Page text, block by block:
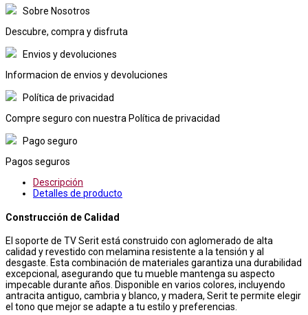
Sobre Nosotros
Descubre, compra y disfruta
Envios y devoluciones
Informacion de envios y devoluciones
Política de privacidad
Compre seguro con nuestra Política de privacidad
Pago seguro
Pagos seguros
Descripción
Detalles de producto
Construcción de Calidad
El soporte de TV Serit está construido con aglomerado de alta
calidad y revestido con melamina resistente a la tensión y al
desgaste. Esta combinación de materiales garantiza una durabilidad
excepcional, asegurando que tu mueble mantenga su aspecto
impecable durante años. Disponible en varios colores, incluyendo
antracita antiguo, cambria y blanco, y madera, Serit te permite elegir
el tono que mejor se adapte a tu estilo y preferencias.